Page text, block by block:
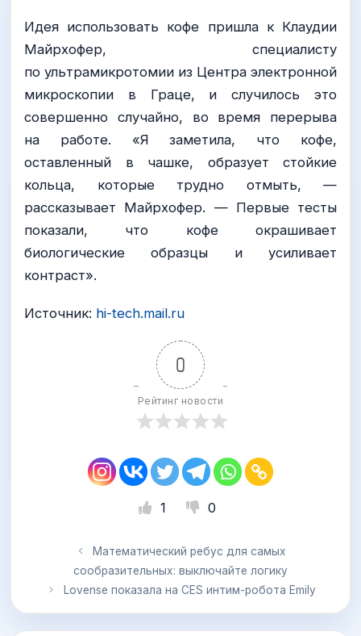
Идея использовать кофе пришла к Клаудии
Майрхофер, специалисту
по ультрамикротомии из Центра электронной
микроскопии в Граце, и случилось это
совершенно случайно, во время перерыва
на работе. «Я заметила, что кофе,
оставленный в чашке, образует стойкие
кольца, которые трудно отмыть, —
рассказывает Майрхофер. — Первые тесты
показали, что кофе окрашивает
биологические образцы и усиливает
контраст».
Источник: hi-tech.mail.ru
0
Рейтинг новости
1 0
Математический ребус для самых
сообразительных: выключайте логику
Lovense показала на CES интим-робота Emily